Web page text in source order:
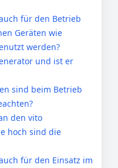
für den Betrieb
Geräten wie
werden?
und ist er
sind beim Betrieb
den vito
hoch sind die
für den Einsatz im